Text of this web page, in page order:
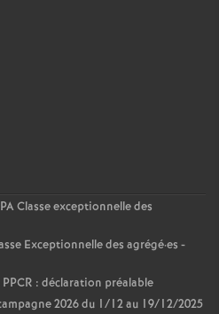
Classe exceptionnelle des
Exceptionnelle des agrégé·es -
: déclaration préalable
2026 du 1/12 au 19/12/2025